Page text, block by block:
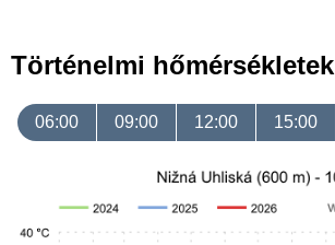
Történelmi hőmérsékletek
06:00 09:00 12:00 15:00